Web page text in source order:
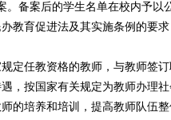
。备案后的学生名单在校内予以
育促进法及其实施条例的要求
任教资格的教师，与教师签订
，按国家有关规定为教师办理
培养和培训，提高教师队伍整